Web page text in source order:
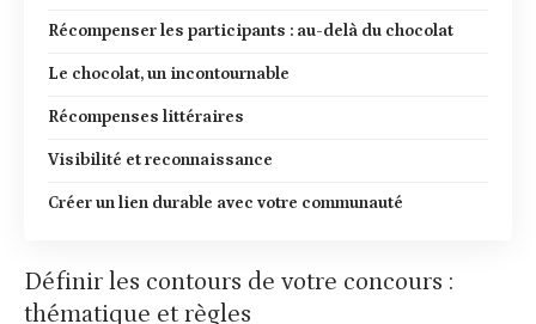
Récompenser les participants : au-delà du chocolat
Le chocolat, un incontournable
Récompenses littéraires
Visibilité et reconnaissance
Créer un lien durable avec votre communauté
Définir les contours de votre concours :
thématique et règles